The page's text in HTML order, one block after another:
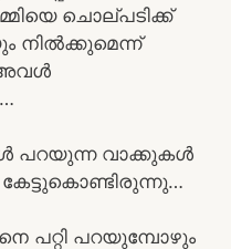
ചൊല്പടിക്ക്
നിൽക്കുമെന്ന്
അവൾ
പറയുന്ന വാക്കുകൾ
പറ്റി പറയുമ്പോഴും